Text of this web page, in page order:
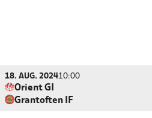
18. AUG. 202410:00
Orient GI
Grantoften IF